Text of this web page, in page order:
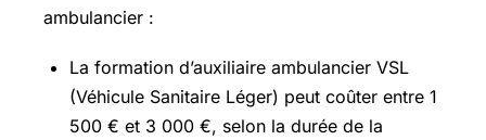
ambulancier :
La formation d’auxiliaire ambulancier VSL
(Véhicule Sanitaire Léger) peut coûter entre 1
500 € et 3 000 €, selon la durée de la